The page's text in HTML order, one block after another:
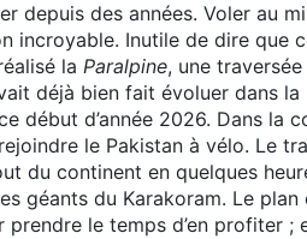
depuis des années. Voler au
incroyable. Inutile de dire que
la Paralpine, une
déjà bien fait évoluer dans la
début d’année 2026. Dans la
le Pakistan à vélo. Le
du continent en quelques
géants du Karakoram. Le
le temps d’en profiter ;